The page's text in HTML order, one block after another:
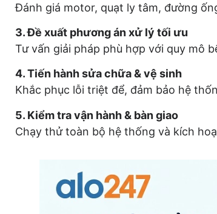
Đánh giá motor, quạt ly tâm, đường
3. Đề xuất phương án xử lý tối ưu
Tư vấn giải pháp phù hợp với quy mô
4. Tiến hành sửa chữa & vệ sinh
Khắc phục lỗi triệt để, đảm bảo hệ
5. Kiểm tra vận hành & bàn giao
Chạy thử toàn bộ hệ thống và kích